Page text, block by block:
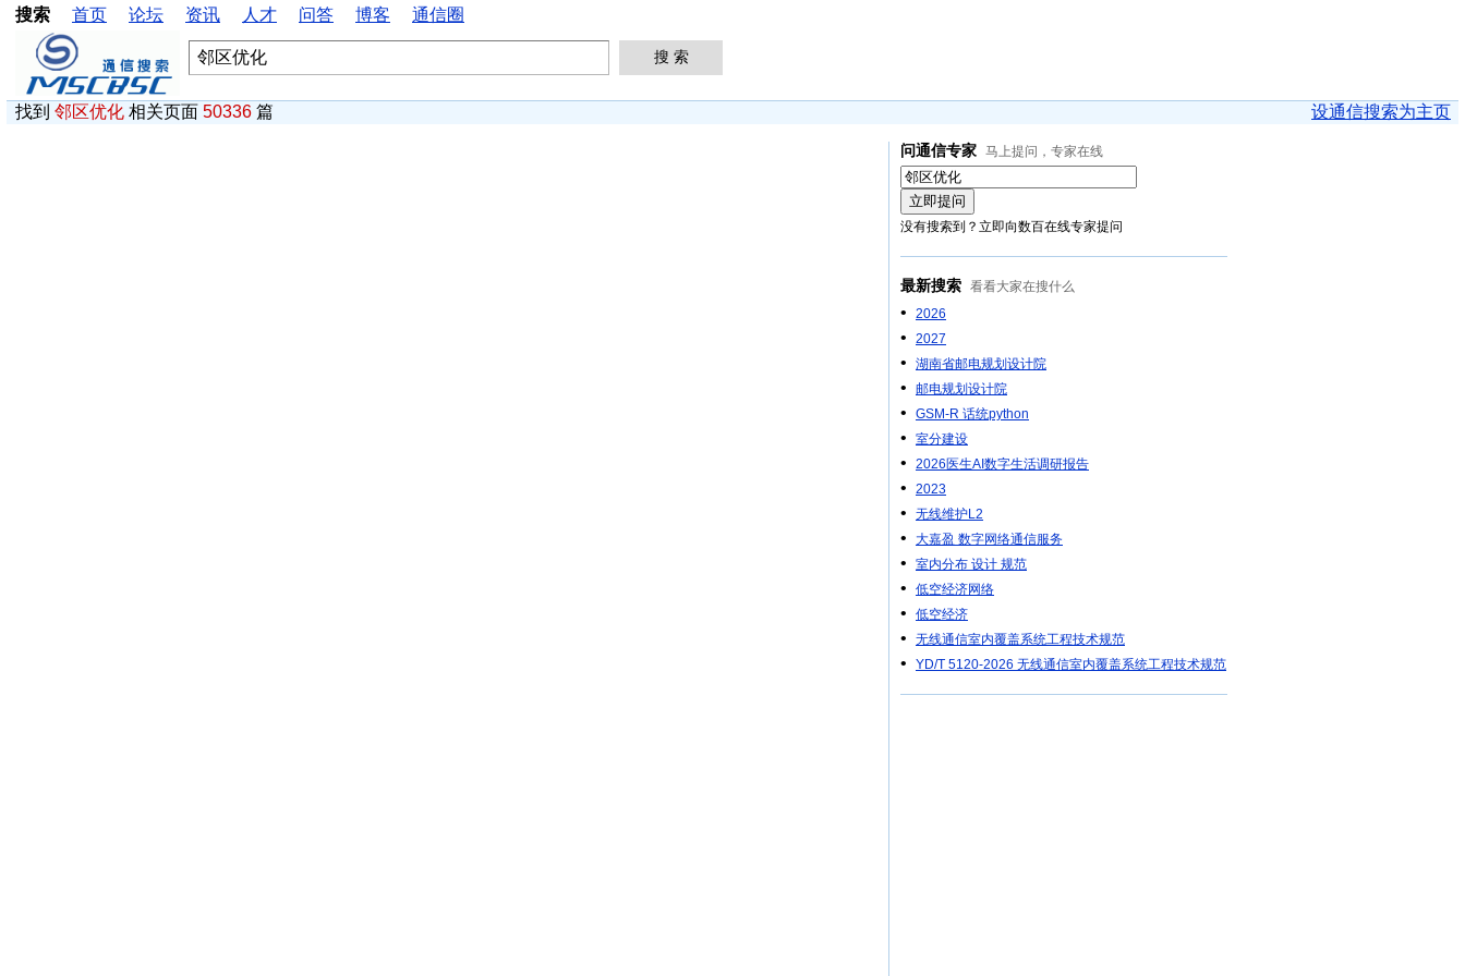
搜索 首页 论坛 资讯 人才 问答 博客 通信圈
找到 邻区优化 相关页面 50336 篇 设通信搜索为主页
问通信专家 马上提问，专家在线
没有搜索到？立即向数百在线专家提问
最新搜索 看看大家在搜什么
• 2026
• 2027
• 湖南省邮电规划设计院
• 邮电规划设计院
• GSM-R 话统python
• 室分建设
• 2026医生AI数字生活调研报告
• 2023
• 无线维护L2
• 大嘉盈 数字网络通信服务
• 室内分布 设计 规范
• 低空经济网络
• 低空经济
• 无线通信室内覆盖系统工程技术规范
• YD/T 5120-2026 无线通信室内覆盖系统工程技术规范